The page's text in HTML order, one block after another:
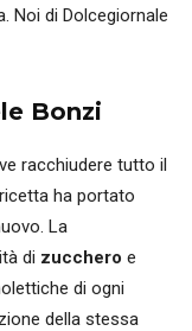
Noi di Dolcegiornale
Bonzi
racchiudere tutto il
ha portato
La
di zucchero e
di ogni
della stessa